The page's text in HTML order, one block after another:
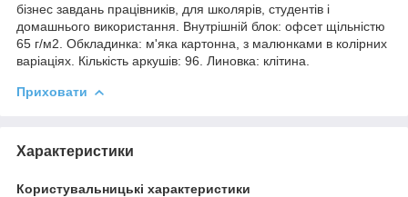
бізнес завдань працівників, для школярів, студентів і
домашнього використання. Внутрішній блок: офсет щільністю
65 г/м2. Обкладинка: м'яка картонна, з малюнками в колірних
варіаціях. Кількість аркушів: 96. Линовка: клітина.
Приховати
Характеристики
Користувальницькі характеристики